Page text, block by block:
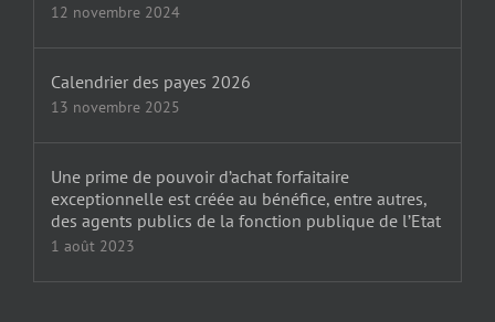
12 novembre 2024
Calendrier des payes 2026
13 novembre 2025
Une prime de pouvoir d’achat forfaitaire
exceptionnelle est créée au bénéfice, entre autres,
des agents publics de la fonction publique de l’Etat
1 août 2023